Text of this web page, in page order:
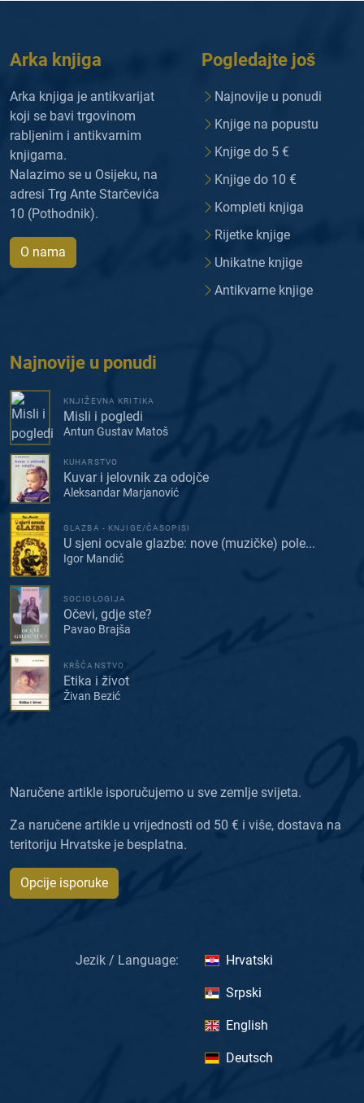
Arka knjiga
Arka knjiga je antikvarijat
koji se bavi trgovinom
rabljenim i antikvarnim
knjigama.
Nalazimo se u Osijeku, na
adresi Trg Ante Starčevića
10 (Pothodnik).
O nama
Pogledajte još
Najnovije u ponudi
Knjige na popustu
Knjige do 5 €
Knjige do 10 €
Kompleti knjiga
Rijetke knjige
Unikatne knjige
Antikvarne knjige
Najnovije u ponudi
KNJIŽEVNA KRITIKA
Misli i pogledi
Antun Gustav Matoš
KUHARSTVO
Kuvar i jelovnik za odojče
Aleksandar Marjanović
GLAZBA - KNJIGE/ČASOPISI
U sjeni ocvale glazbe: nove (muzičke) pole...
Igor Mandić
SOCIOLOGIJA
Očevi, gdje ste?
Pavao Brajša
KRŠĆANSTVO
Etika i život
Živan Bezić
Naručene artikle isporučujemo u sve zemlje svijeta.
Za naručene artikle u vrijednosti od 50 € i više, dostava na
teritoriju Hrvatske je besplatna.
Opcije isporuke
Jezik / Language: Hrvatski
Srpski
English
Deutsch